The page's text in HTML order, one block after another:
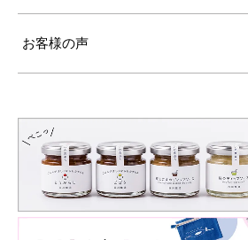
お客様の声